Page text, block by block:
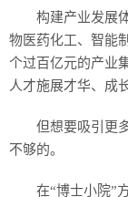
构建产业发展
物医药化工、智能
个过百亿元的产业
人才施展才华、成
但想要吸引更
不够的。
在“博士小院”